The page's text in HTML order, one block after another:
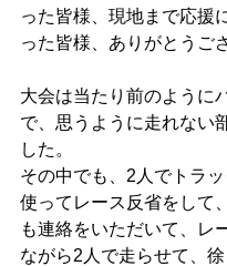
った皆様、現地まで応援
った皆様、ありがとうご
大会は当たり前のように
で、思うように走れない
した。
その中でも、2人でトラ
使ってレース反省をして
も連絡をいただいて、レ
ながら2人で走らせて、